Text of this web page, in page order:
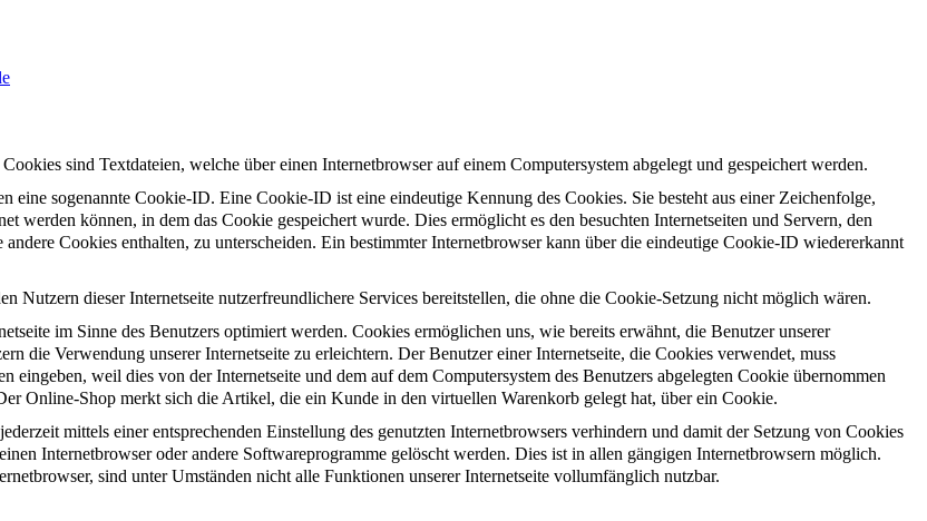
sind Textdateien, welche über einen Internetbrowser auf einem Computersystem abgelegt und gespeichert werden.
eine sogenannte Cookie-ID. Eine Cookie-ID ist eine eindeutige Kennung des Cookies. Sie besteht aus einer Zeichenfolge,
werden können, in dem das Cookie gespeichert wurde. Dies ermöglicht es den besuchten Internetseiten und Servern, den
Cookies enthalten, zu unterscheiden. Ein bestimmter Internetbrowser kann über die eindeutige Cookie-ID wiedererkannt
dieser Internetseite nutzerfreundlichere Services bereitstellen, die ohne die Cookie-Setzung nicht möglich wären.
im Sinne des Benutzers optimiert werden. Cookies ermöglichen uns, wie bereits erwähnt, die Benutzer unserer
die Verwendung unserer Internetseite zu erleichtern. Der Benutzer einer Internetseite, die Cookies verwendet, muss
eingeben, weil dies von der Internetseite und dem auf dem Computersystem des Benutzers abgelegten Cookie übernommen
Online-Shop merkt sich die Artikel, die ein Kunde in den virtuellen Warenkorb gelegt hat, über ein Cookie.
mittels einer entsprechenden Einstellung des genutzten Internetbrowsers verhindern und damit der Setzung von Cookies
Internetbrowser oder andere Softwareprogramme gelöscht werden. Dies ist in allen gängigen Internetbrowsern möglich.
sind unter Umständen nicht alle Funktionen unserer Internetseite vollumfänglich nutzbar.